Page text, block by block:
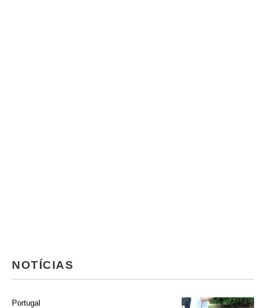
NOTÍCIAS
Portugal